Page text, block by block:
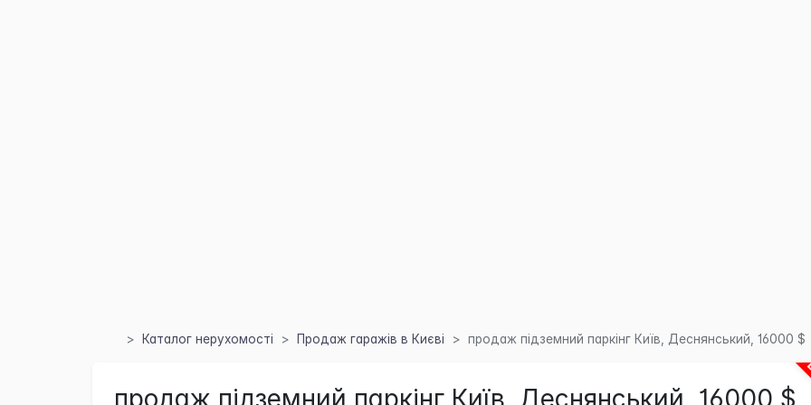
Каталог нерухомості Продаж гаражів в Києві продаж підземний паркінг Київ, Деснянський, 16000 $
продаж підземний паркінг Київ, Деснянський, 16000 $